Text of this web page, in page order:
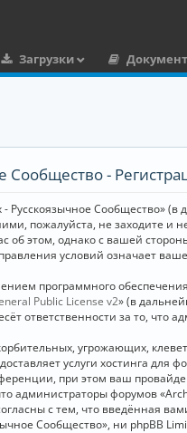
Загрузки
Сообщество -
Русскоязычное Сообщество»
пожалуйста, не заходите и
об этом, однако с вашей
условий означает
программного
Public License v2» (в
ответственности за то, что
угрожающих,
услуги хостинга
при этом ваш
администраторы форумов
с тем, что введённая
Сообщество», ни phpBB